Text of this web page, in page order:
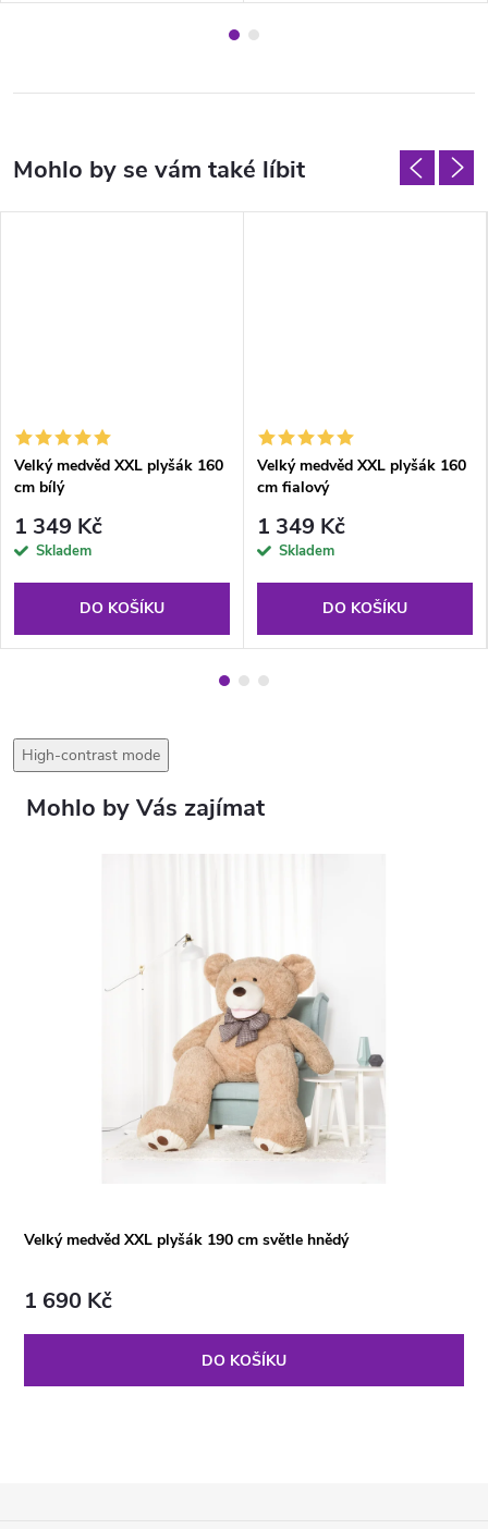
Velký medvěd XXL plyšák 160
cm bílý
1 349 Kč
Skladem
DO KOŠÍKU
Velký medvěd XXL plyšák 160
cm fialový
1 349 Kč
Skladem
DO KOŠÍKU
High-contrast mode
Velký medvěd XXL plyšák 190 cm světle hnědý
1 690 Kč
DO KOŠÍKU